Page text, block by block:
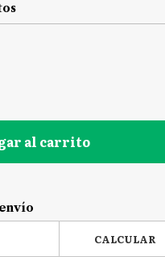
al carrito
CALCULAR